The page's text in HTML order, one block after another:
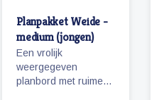
Planpakket Weide -
medium (jongen)
Een vrolijk
weergegeven
planbord met ruime